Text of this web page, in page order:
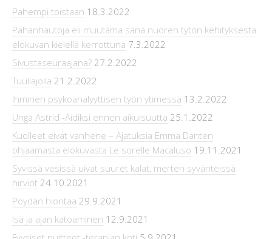
Pahempi toistaan 18.3.2022
Pahanhautoja eli muutama sana nuoren tytön kehityksestä
elokuvan kielellä kerrottuna 7.3.2022
Sivustaseuraajana? 27.2.2022
Tuuliajolla 21.2.2022
Ihminen psykoanalyyttisen työn ytimessä 13.2.2022
Unga Astrid -Äidiksi ennen aikuisuutta 25.1.2022
Kuolleet eivät vanhene – Ajatuksia Emma Danten
ohjaamasta elokuvasta Le sorelle Macaluso 19.11.2021
Syvissä vesissä uivat suuret kalat, merten syvänteissä
hirviöt 24.10.2021
Pöydän hiontaa 29.9.2021
Isä ja ajan katoaminen 12.9.2021